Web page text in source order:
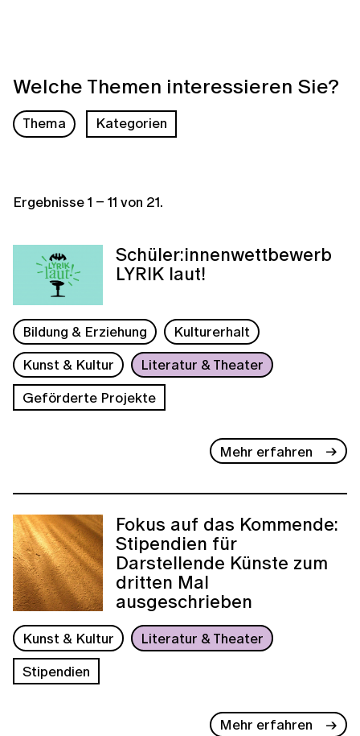
Welche Themen interessieren Sie?
Thema Kategorien
Ergebnisse1 – 11 von 21.
Schüler:innenwettbewerb
LYRIK laut!
Bildung & Erziehung
Kulturerhalt
Kunst & Kultur
Literatur & Theater
Geförderte Projekte
Mehr erfahren
Fokus auf das Kommende:
Stipendien für
Darstellende Künste zum
dritten Mal
ausgeschrieben
Kunst & Kultur
Literatur & Theater
Stipendien
Mehr erfahren